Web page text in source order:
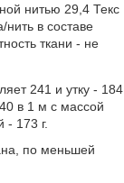
нитью 29,4 Текс
в составе
ткани - не
241 и утку - 184
в 1 м с массой
- 173 г.
по меньшей